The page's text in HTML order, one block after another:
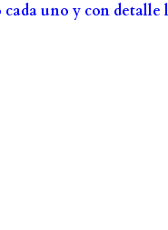
uno y con detalle